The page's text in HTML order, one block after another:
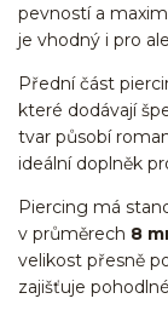
pevností a
je vhodný i pro
Přední část
které dodávají
tvar působí
ideální doplněk
Piercing má
v průměrech 8
velikost přesně
zajišťuje